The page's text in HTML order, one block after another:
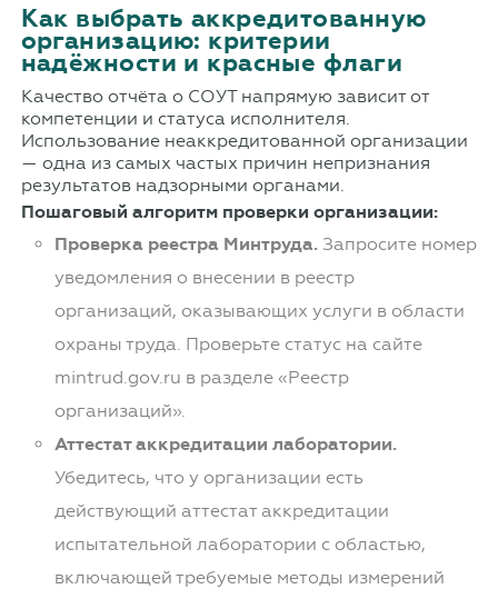
Как выбрать аккредитованную
организацию: критерии
надёжности и красные флаги
Качество отчёта о СОУТ напрямую зависит от
компетенции и статуса исполнителя.
Использование неаккредитованной организации
— одна из самых частых причин непризнания
результатов надзорными органами.
Пошаговый алгоритм проверки организации:
Проверка реестра Минтруда.Запросите номер
уведомления о внесении в реестр
организаций, оказывающих услуги в области
охраны труда. Проверьте статус на сайте
mintrud.gov.ru в разделе «Реестр
организаций».
Аттестат аккредитации лаборатории.
Убедитесь, что у организации есть
действующий аттестат аккредитации
испытательной лаборатории с областью,
включающей требуемые методы измерений